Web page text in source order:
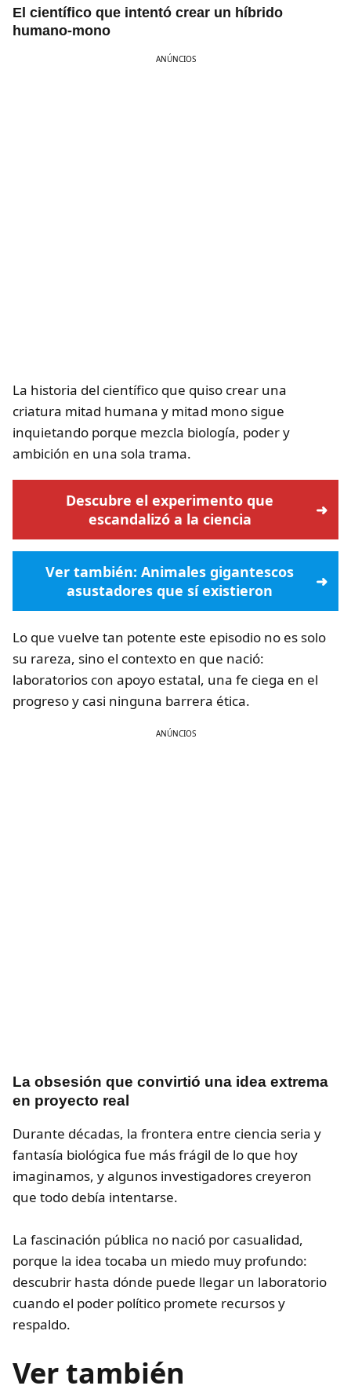
El científico que intentó crear un híbrido
humano-mono
ANÚNCIOS
La historia del científico que quiso crear una
criatura mitad humana y mitad mono sigue
inquietando porque mezcla biología, poder y
ambición en una sola trama.
Descubre el experimento que
escandalizó a la ciencia
Ver también: Animales gigantescos
asustadores que sí existieron
Lo que vuelve tan potente este episodio no es solo
su rareza, sino el contexto en que nació:
laboratorios con apoyo estatal, una fe ciega en el
progreso y casi ninguna barrera ética.
ANÚNCIOS
La obsesión que convirtió una idea extrema
en proyecto real
Durante décadas, la frontera entre ciencia seria y
fantasía biológica fue más frágil de lo que hoy
imaginamos, y algunos investigadores creyeron
que todo debía intentarse.
La fascinación pública no nació por casualidad,
porque la idea tocaba un miedo muy profundo:
descubrir hasta dónde puede llegar un laboratorio
cuando el poder político promete recursos y
respaldo.
Ver también